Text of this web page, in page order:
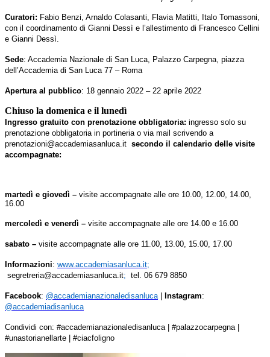
Curatori: Fabio Benzi, Arnaldo Colasanti, Flavia Matitti, Italo Tomassoni,
con il coordinamento di Gianni Dessì e l’allestimento di Francesco Cellini
e Gianni Dessì.
Sede: Accademia Nazionale di San Luca, Palazzo Carpegna, piazza
dell’Accademia di San Luca 77 – Roma
Apertura al pubblico: 18 gennaio 2022 – 22 aprile 2022
Chiuso la domenica e il lunedì
Ingresso gratuito con prenotazione obbligatoria: ingresso solo su
prenotazione obbligatoria in portineria o via mail scrivendo a
prenotazioni@accademiasanluca.it secondo il calendario delle visite
accompagnate:
martedì e giovedì – visite accompagnate alle ore 10.00, 12.00, 14.00,
16.00
mercoledì e venerdì – visite accompagnate alle ore 14.00 e 16.00
sabato – visite accompagnate alle ore 11.00, 13.00, 15.00, 17.00
Informazioni: www.accademiasanluca.it;
segretreria@accademiasanluca.it; tel. 06 679 8850
Facebook: @accademianazionaledisanluca| Instagram:
@accademiadisanluca
Condividi con: #accademianazionaledisanluca | #palazzocarpegna |
#unastorianellarte | #ciacfoligno